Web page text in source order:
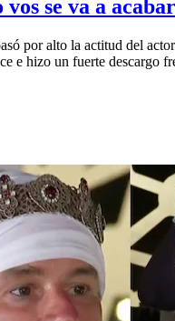
vos se va a
por alto la actitud del
e hizo un fuerte descargo